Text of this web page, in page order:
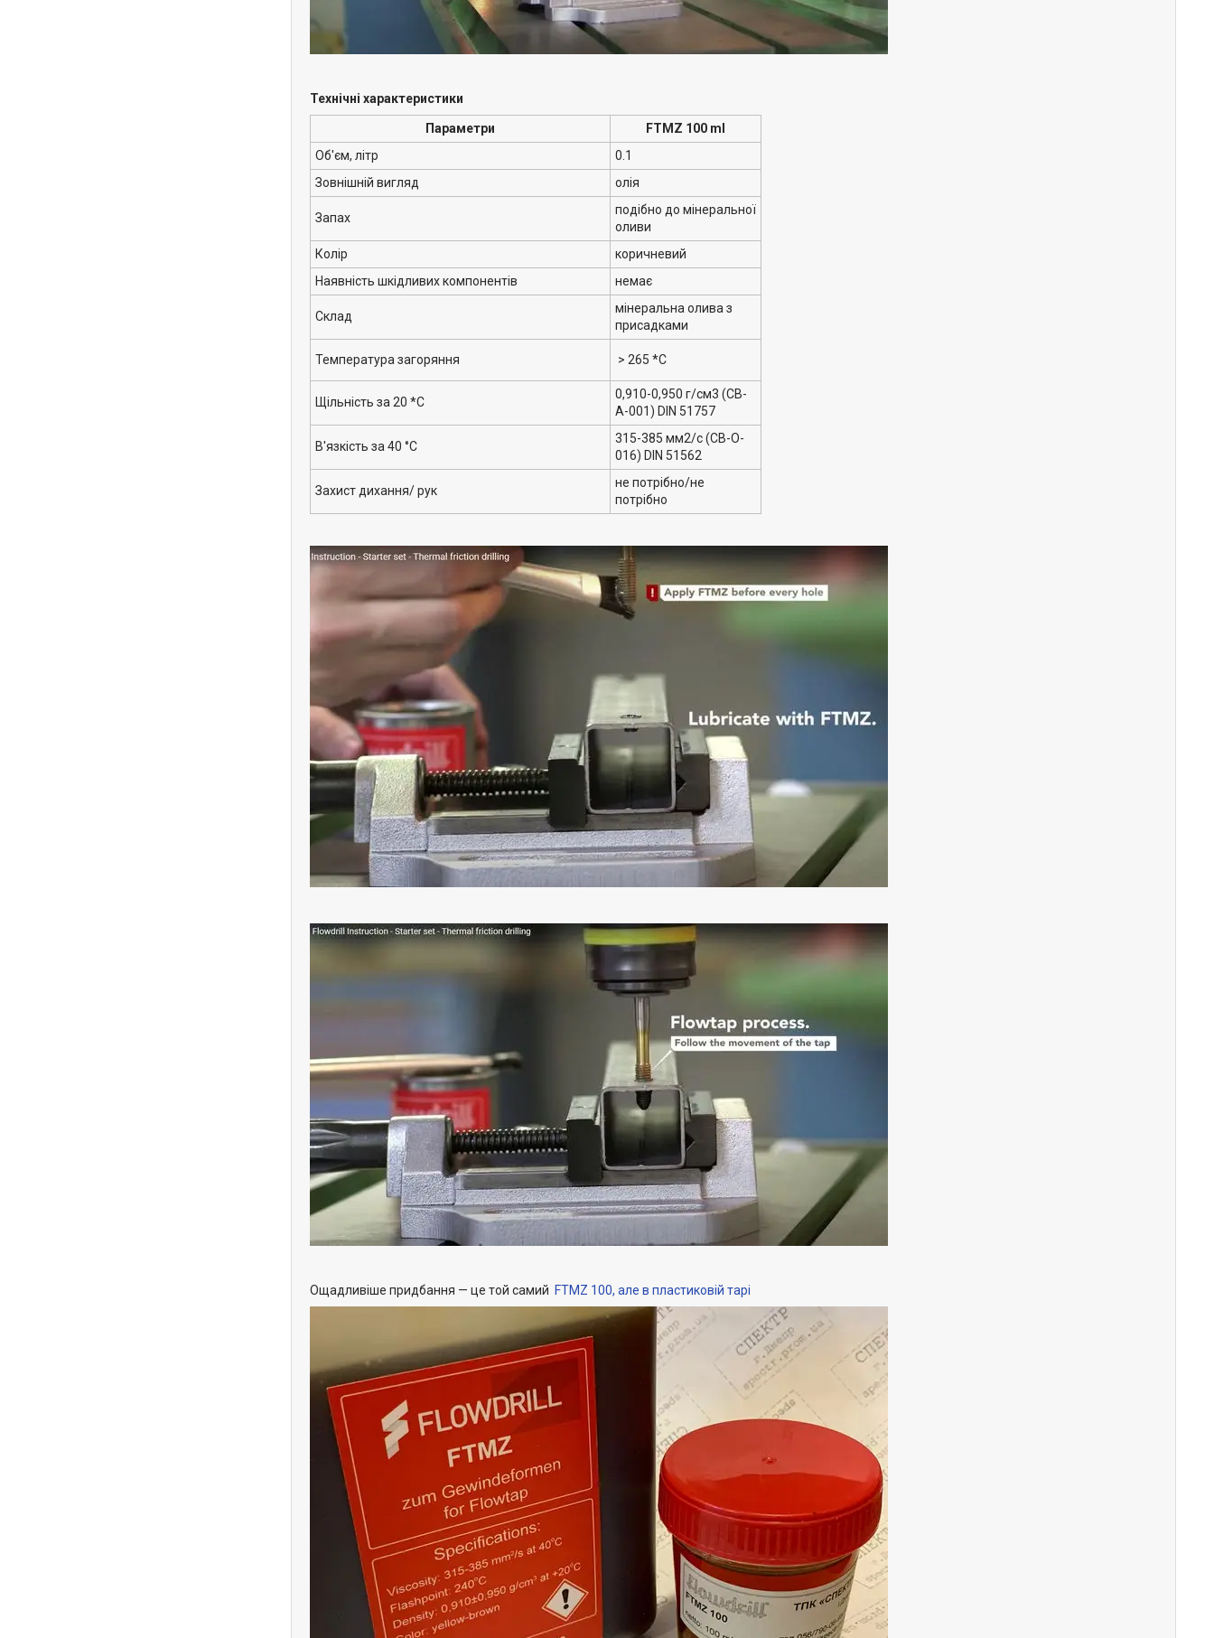
Технічні характеристики
Параметри
FTMZ 100 ml
Об'єм, літр
0.1
Зовнішній вигляд
олія
Запах
подібно до мінеральної
оливи
Колір
коричневий
Наявність шкідливих компонентів
немає
Склад
мінеральна олива з
присадками
Температура загоряння > 265 *C
Щільність за 20 *С
0,910-0,950 г/см3 (CB-
A-001) DIN 51757
В'язкість за 40 °C
315-385 мм2/с (CB-O-
016) DIN 51562
Захист дихання/ рук
не потрібно/не
потрібно
Ощадливіше придбання — це той самий FTMZ 100, але в пластиковій тарі